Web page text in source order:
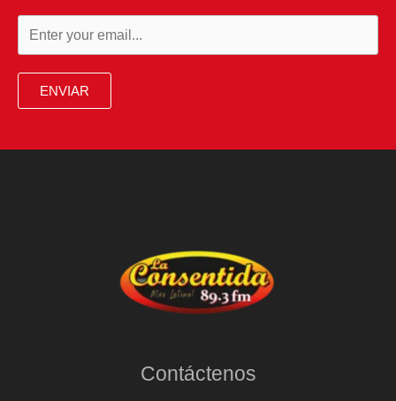
ENVIAR
Contáctenos